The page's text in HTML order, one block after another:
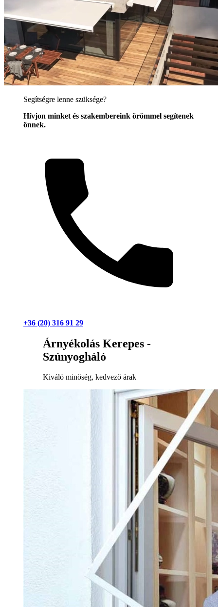
Segítségre lenne szüksége?
Hívjon minket és szakembereink örömmel segítenek
önnek.
+36 (20) 316 91 29
Árnyékolás Kerepes -
Szúnyogháló
Kiváló minőség, kedvező árak